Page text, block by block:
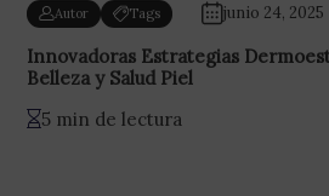
Autor Tags junio 24, 2025
Innovadoras Estrategias
Belleza y Salud Piel
5 min de lectura